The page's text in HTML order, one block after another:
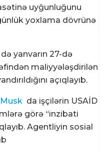
uyğunluğunu
yoxlama dövrünə
də yanvarın 27-də
maliyyələşdirilən
açıqlayıb.
da işçilərin USAİD
görə “inzibati
Agentliyin sosial